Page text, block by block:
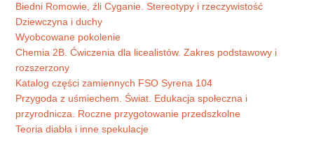
Biedni Romowie, źli Cyganie. Stereotypy i rzeczywistość
Dziewczyna i duchy
Wyobcowane pokolenie
Chemia 2B. Ćwiczenia dla licealistów. Zakres podstawowy i
rozszerzony
Katalog części zamiennych FSO Syrena 104
Przygoda z uśmiechem. Świat. Edukacja społeczna i
przyrodnicza. Roczne przygotowanie przedszkolne
Teoria diabła i inne spekulacje